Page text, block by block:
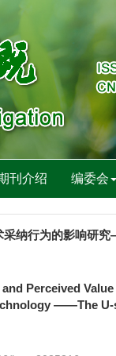
刊介绍 编委会
采纳行为的影响研
Perceived
——The